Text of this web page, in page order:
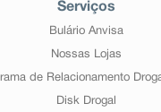
Serviços
Bulário Anvisa
Nossas Lojas
de Relacionamento
Disk Drogal